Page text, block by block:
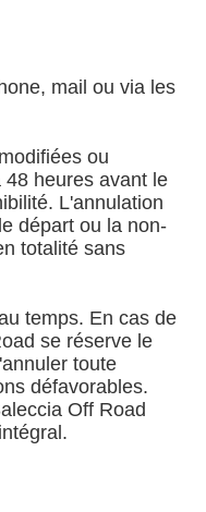
mail ou via les
ou
heures avant le
L'annulation
départ ou la non-
totalité sans
temps. En cas de
se réserve le
toute
défavorables.
Off Road